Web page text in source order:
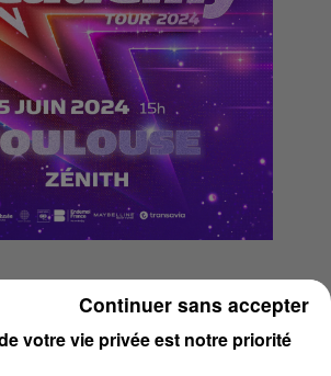
votre vie privée est notre priorité
Continuer sans accepter